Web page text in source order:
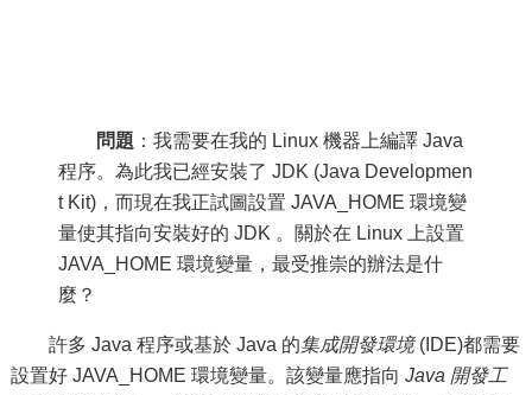
問題 ：我需要在我的 Linux 機器上編譯 Java
程序。為此我已經安裝了 JDK (Java Developmen
t Kit)，而現在我正試圖設置 JAVA_HOME 環境變
量使其指向安裝好的 JDK 。關於在 Linux 上設置
JAVA_HOME 環境變量，最受推崇的辦法是什
麼？
許多 Java 程序或基於 Java 的集成開發環境(IDE)都需要
設置好 JAVA_HOME 環境變量。該變量應指向 Java 開發工